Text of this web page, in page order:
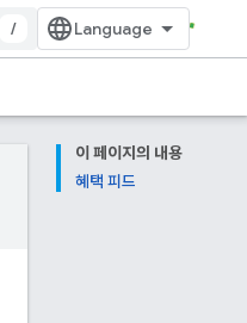
/
이 페이지의 내용
혜택 피드